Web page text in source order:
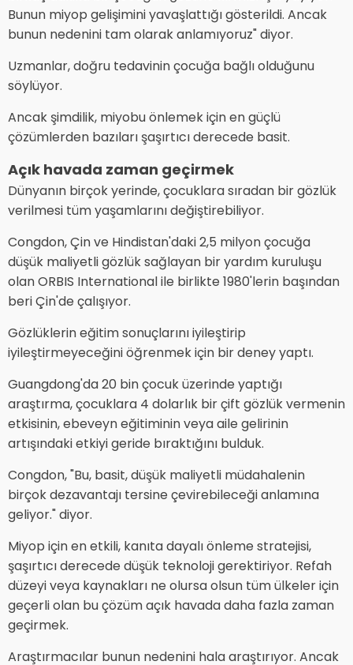
Bunun miyop gelişimini yavaşlattığı gösterildi. Ancak
bunun nedenini tam olarak anlamıyoruz" diyor.
Uzmanlar, doğru tedavinin çocuğa bağlı olduğunu
söylüyor.
Ancak şimdilik, miyobu önlemek için en güçlü
çözümlerden bazıları şaşırtıcı derecede basit.
Açık havada zaman geçirmek
Dünyanın birçok yerinde, çocuklara sıradan bir gözlük
verilmesi tüm yaşamlarını değiştirebiliyor.
Congdon, Çin ve Hindistan'daki 2,5 milyon çocuğa
düşük maliyetli gözlük sağlayan bir yardım kuruluşu
olan ORBIS International ile birlikte 1980'lerin başından
beri Çin'de çalışıyor.
Gözlüklerin eğitim sonuçlarını iyileştirip
iyileştirmeyeceğini öğrenmek için bir deney yaptı.
Guangdong'da 20 bin çocuk üzerinde yaptığı
araştırma, çocuklara 4 dolarlık bir çift gözlük vermenin
etkisinin, ebeveyn eğitiminin veya aile gelirinin
artışındaki etkiyi geride bıraktığını bulduk.
Congdon, "Bu, basit, düşük maliyetli müdahalenin
birçok dezavantajı tersine çevirebileceği anlamına
geliyor." diyor.
Miyop için en etkili, kanıta dayalı önleme stratejisi,
şaşırtıcı derecede düşük teknoloji gerektiriyor. Refah
düzeyi veya kaynakları ne olursa olsun tüm ülkeler için
geçerli olan bu çözüm açık havada daha fazla zaman
geçirmek.
Araştırmacılar bunun nedenini hala araştırıyor. Ancak